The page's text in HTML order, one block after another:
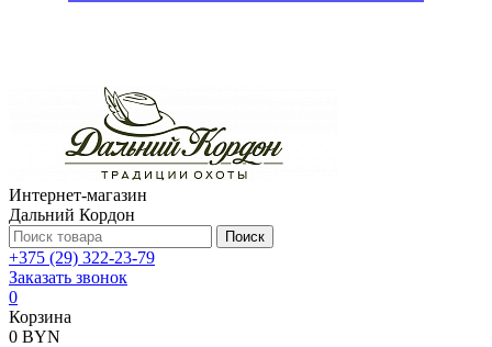
Интернет-магазин
Дальний Кордон
Поиск
+375 (29) 322-23-79
Заказать звонок
0
Корзина
0 BYN